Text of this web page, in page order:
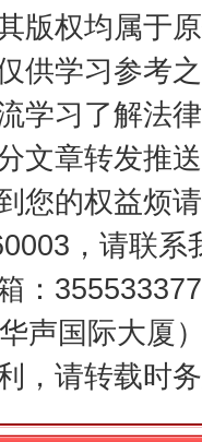
版权均属于
供学习参考
学习了解法
文章转发推
您的权益烦
，请联系
：
声国际大厦
，请转载时
“刷贴”乱象丛生
批美国五大"原罪"